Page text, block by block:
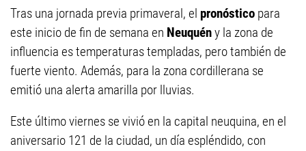
Tras una jornada previa primaveral, el pronóstico para
este inicio de fin de semana en Neuquény la zona de
influencia es temperaturas templadas, pero también de
fuerte viento. Además, para la zona cordillerana se
emitió una alerta amarilla por lluvias.
Este último viernes se vivió en la capital neuquina, en el
aniversario 121 de la ciudad, un día espléndido, con